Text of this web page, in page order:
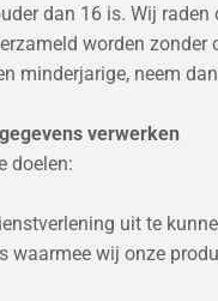
dan 16 is. Wij
worden
minderjarige, neem
verwerken
doelen:
uit te
wij onze